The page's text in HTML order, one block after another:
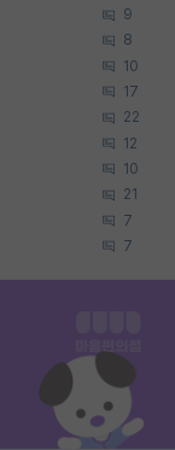
9
8
10
17
22
12
10
21
7
7